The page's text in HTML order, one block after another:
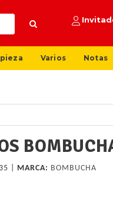
Varios Notas
| MARCA: BOMBUCHA